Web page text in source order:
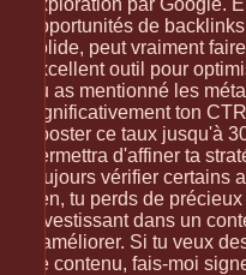
opportunités de
solide, peut vraiment
excellent outil pour
Tu as mentionné les
significativement ton
booster ce taux jusqu'à
permettra d'affiner ta
toujours vérifier certains
rien, tu perds de
investissant dans un
s'améliorer. Si tu veux
de contenu, fais-moi